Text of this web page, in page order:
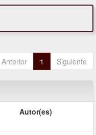
Anterior 1 Siguiente
Autor(es)